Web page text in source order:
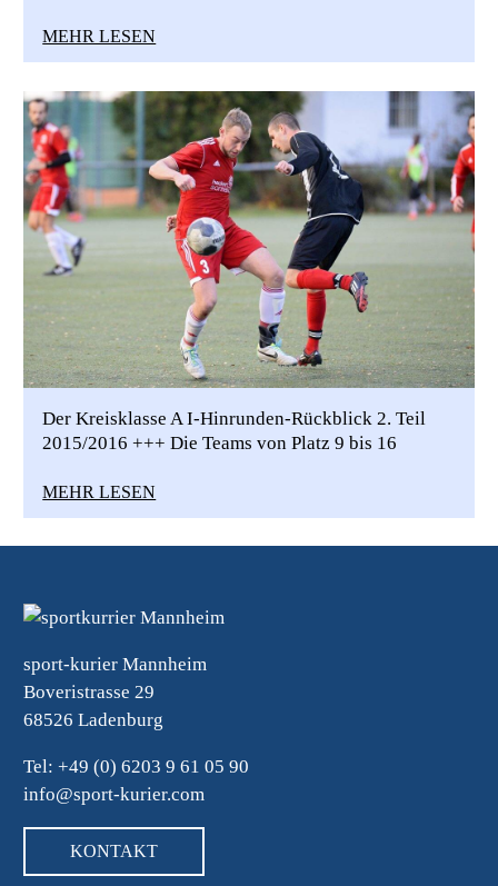
MEHR LESEN
Der Kreisklasse A I-Hinrunden-Rückblick 2. Teil
2015/2016 +++ Die Teams von Platz 9 bis 16
MEHR LESEN
sport-kurier Mannheim
Boveristrasse 29
68526 Ladenburg
Tel: +49 (0) 6203 9 61 05 90
info@sport-kurier.com
KONTAKT